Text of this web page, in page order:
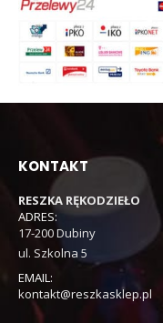
KONTAKT
RESZKA RĘKODZIEŁO
ADRES:
17-200 Dubiny
ul. Szkolna 5
EMAIL:
kontakt@reszkasklep.pl